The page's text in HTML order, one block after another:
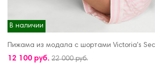
В наличии
Пижама из модала с шортами Victoria's
12 100 руб. 22 000 руб.